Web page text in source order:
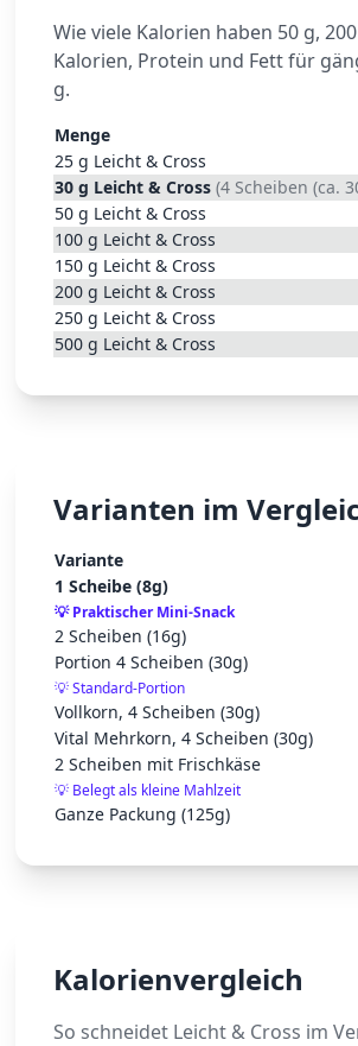
Wie viele Kalorien haben 50 g,
Kalorien, Protein und Fett für
g.
Menge
25 g Leicht & Cross
30 g Leicht & Cross (4 Scheiben (ca.
50 g Leicht & Cross
100 g Leicht & Cross
150 g Leicht & Cross
200 g Leicht & Cross
250 g Leicht & Cross
500 g Leicht & Cross
Varianten im
Variante
1 Scheibe (8g)
💡Praktischer Mini-Snack
2 Scheiben (16g)
Portion 4 Scheiben (30g)
💡Standard-Portion
Vollkorn, 4 Scheiben (30g)
Vital Mehrkorn, 4 Scheiben (30g)
2 Scheiben mit Frischkäse
💡 Belegt als kleine Mahlzeit
Ganze Packung (125g)
Kalorienvergleich
So schneidet Leicht & Cross im